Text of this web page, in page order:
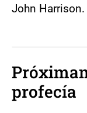
John Harrison.
profecía